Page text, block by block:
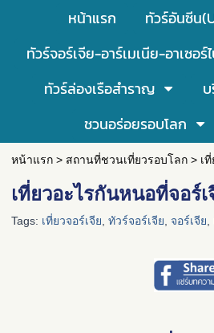
หน้าแรก ทัวร์อันซีน
ทัวร์จอร์เจีย-อาร์เมเนีย-อาเซอร์
ทัวร์ล่องเรือสำราญ
ชวนอร่อยรอบโลก
หน้าแรก> สถานที่ชวนเที่ยวรอบโลก> เ
เที่ยวอะไรกันหนอที่จอร์
Tags: เที่ยวจอร์เจีย ทัวร์จอร์เจีย จอร์เจีย